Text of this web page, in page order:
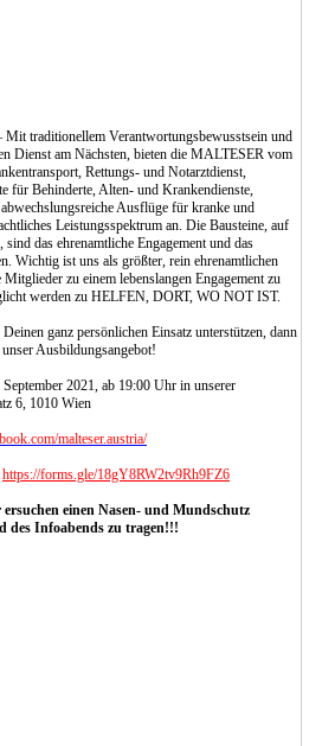
Mit traditionellem Verantwortungsbewusstsein und
Dienst am Nächsten, bieten die MALTESER vom
Rettungs‐ und Notarztdienst,
für Behinderte, Alten‐ und Krankendienste,
Ausflüge für kranke und
Leistungsspektrum an. Die Bausteine, auf
das ehrenamtliche Engagement und das
Wichtig ist uns als größter, rein ehrenamtlichen
zu einem lebenslangen Engagement zu
werden zu HELFEN, DORT, WO NOT IST.
ganz persönlichen Einsatz unterstützen, dann
Ausbildungsangebot!
2021, ab 19:00 Uhr in unserer
6, 1010 Wien
malteser.austria/
https://forms.gle/18gY8RW2tv9Rh9FZ6
einen Nasen- und Mundschutz
des Infoabends zu tragen!!!